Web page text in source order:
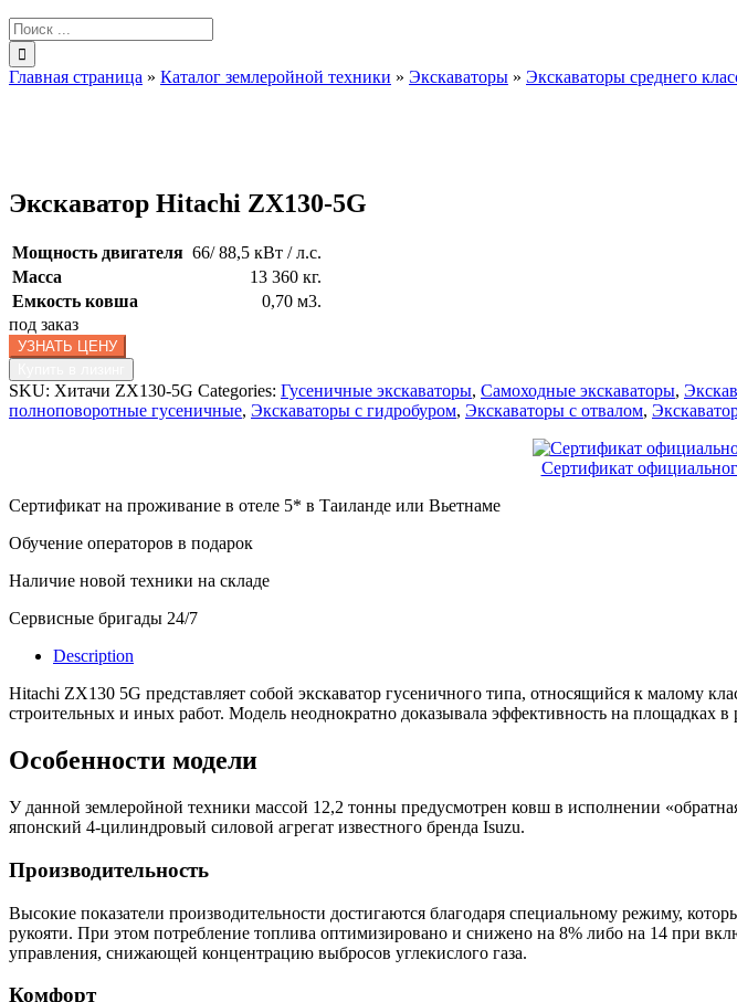
Результат
поиска:
Главная страница » Каталог землеройной техники » Экскаваторы » Экскаваторы среднего
Экскаватор Hitachi ZX130-5G
Мощность двигателя 66/ 88,5 кВт / л.с.
Масса
13 360 кг.
Емкость ковша
0,70 м3.
под заказ
УЗНАТЬ ЦЕНУ
SKU: Хитачи ZX130-5G Categories: Гусеничные экскаваторы, Самоходные экскаваторы,
полноповоротные гусеничные, Экскаваторы с гидробуром, Экскаваторы с отвалом,
Сертификат
Сертификат на проживание в отеле 5* в Таиланде или Вьетнаме
Обучение операторов в подарок
Наличие новой техники на складе
Сервисные бригады 24/7
Description
Hitachi ZX130 5G представляет собой экскаватор гусеничного типа, относящийся к
строительных и иных работ. Модель неоднократно доказывала эффективность на площадках в
Особенности модели
У данной землеройной техники массой 12,2 тонны предусмотрен ковш в исполнении
японский 4-цилиндровый силовой агрегат известного бренда Isuzu.
Производительность
Высокие показатели производительности достигаются благодаря специальному режиму,
рукояти. При этом потребление топлива оптимизировано и снижено на 8% либо на 14 при
управления, снижающей концентрацию выбросов углекислого газа.
Комфорт